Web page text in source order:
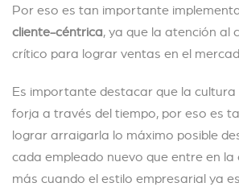
Por eso es tan importante
cliente-céntrica, ya que la atención al
crítico para lograr ventas en el
Es importante destacar que la
forja a través del tiempo, por eso es
lograr arraigarla lo máximo posible
cada empleado nuevo que entre en la
más cuando el estilo empresarial ya